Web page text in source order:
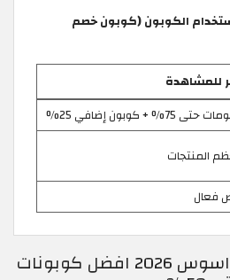
الكوبون (كوبون خصم
للمشاهدة
75% + كوبون إضافي 25%
المنتجات
فعال
المزيد من كود خصم اسوس 2026 افضل كوبونات